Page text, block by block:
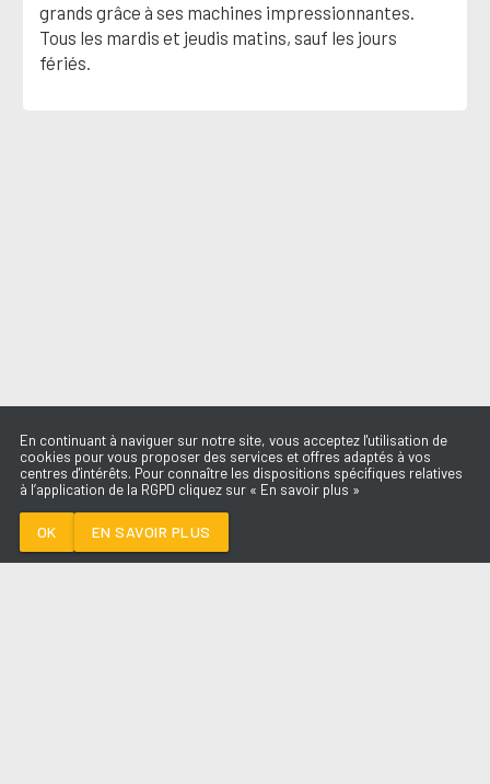
grands grâce à ses machines impressionnantes.
Tous les mardis et jeudis matins, sauf les jours
fériés.
En continuant à naviguer sur notre site, vous acceptez l'utilisation de
cookies pour vous proposer des services et offres adaptés à vos
centres d'intérêts. Pour connaître les dispositions spécifiques relatives
à l’application de la RGPD cliquez sur « En savoir plus »
OK EN SAVOIR PLUS